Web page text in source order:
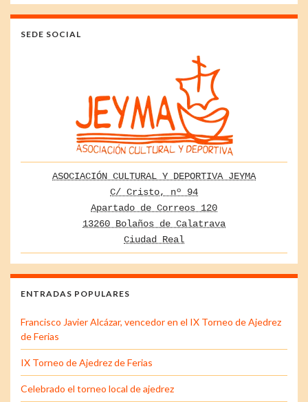
SEDE SOCIAL
ASOCIACIÓN CULTURAL Y DEPORTIVA JEYMA
C/ Cristo, nº 94
Apartado de Correos 120
13260 Bolaños de Calatrava
Ciudad Real
ENTRADAS POPULARES
Francisco Javier Alcázar, vencedor en el IX Torneo de Ajedrez
de Ferias
IX Torneo de Ajedrez de Ferias
Celebrado el torneo local de ajedrez